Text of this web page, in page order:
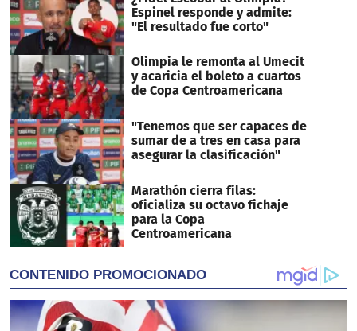
Espinel responde y admite:
"El resultado fue corto"
Olimpia le remonta al Umecit
y acaricia el boleto a cuartos
de Copa Centroamericana
"Tenemos que ser capaces de
sumar de a tres en casa para
asegurar la clasificación"
Marathón cierra filas:
oficializa su octavo fichaje
para la Copa
Centroamericana